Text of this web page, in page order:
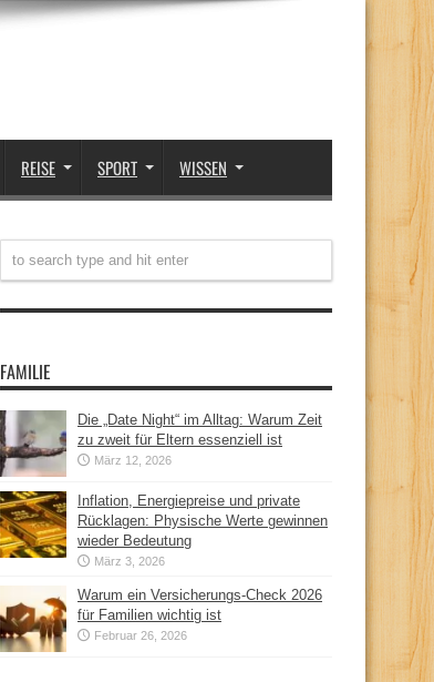
REISE SPORT WISSEN
FAMILIE
Die „Date Night“ im Alltag: Warum Zeit
zu zweit für Eltern essenziell ist
März 12, 2026
Inflation, Energiepreise und private
Rücklagen: Physische Werte gewinnen
wieder Bedeutung
März 3, 2026
Warum ein Versicherungs-Check 2026
für Familien wichtig ist
Februar 26, 2026